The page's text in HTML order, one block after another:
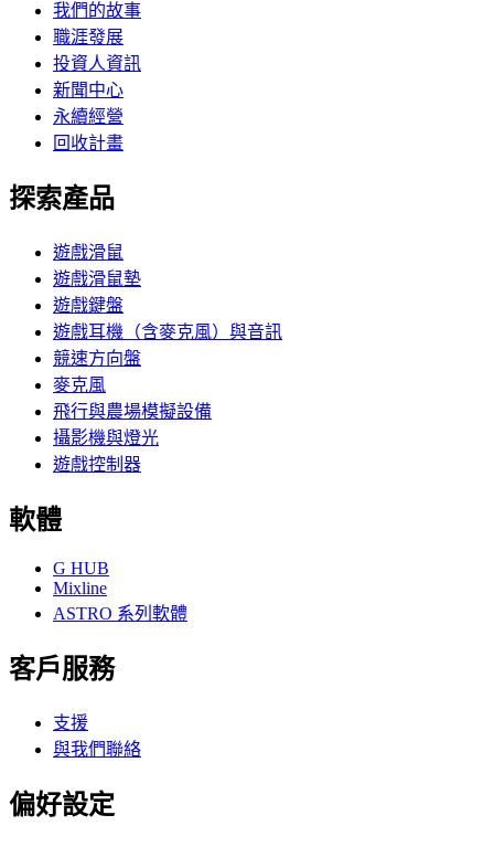
我們的故事
職涯發展
投資人資訊
新聞中心
永續經營
回收計畫
探索產品
遊戲滑鼠
遊戲滑鼠墊
遊戲鍵盤
遊戲耳機（含麥克風）與音訊
競速方向盤
麥克風
飛行與農場模擬設備
攝影機與燈光
遊戲控制器
軟體
G HUB
Mixline
ASTRO 系列軟體
客戶服務
支援
與我們聯絡
偏好設定